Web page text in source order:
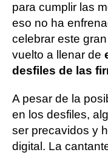
para cumplir las
eso no ha
celebrar este
vuelto a llenar de
desfiles de las
A pesar de la
en los desfiles,
ser precavidos y
digital. La